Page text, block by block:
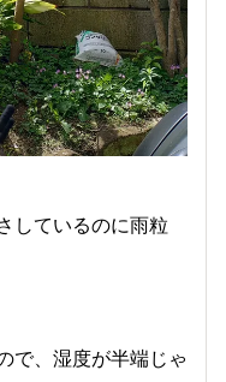
しているのに雨粒
で、湿度が半端じゃ